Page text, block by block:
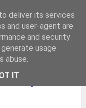
EN
deliver its services
and user-agent are
and security
usage
abuse.
IT